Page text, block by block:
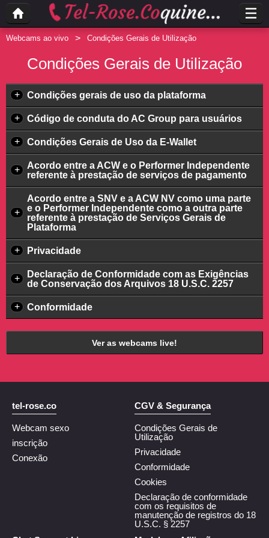
Webcams ao vivo Condições Gerais de Utilização
Condições Gerais de Utilização
+ Condições gerais de uso da plataforma
+ Código de conduta do AC Group para usuários
+ Condições Gerais de Uso da E-Wallet
+
Acordo entre a ACW e o Performer Independente
referente à prestação de serviços de pagamento
+
Acordo entre a SNV e a ACW NV como uma parte
e o Performer Independente como a outra parte
referente à prestação de Serviços Gerais de
Plataforma
+ Privacidade
+
Declaração de Conformidade com as Exigências
de Conservação dos Arquivos 18 U.S.C. 2257
+ Conformidade
Ver as webcams live!
tel-rose.co
Webcam sexo
inscrição
Conexão
CGV & Segurança
Condições Gerais de
Utilização
Privacidade
Conformidade
Cookies
Declaração de conformidade
com os requisitos de
manutenção de registros do 18
U.S.C. § 2257